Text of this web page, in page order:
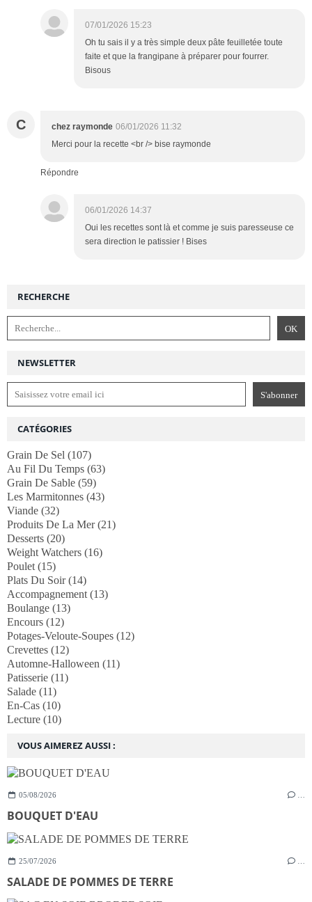
07/01/2026 15:23
Oh tu sais il y a très simple deux pâte feuilletée toute
faite et que la frangipane à préparer pour fourrer.
Bisous
C chez raymonde 06/01/2026 11:32
Merci pour la recette <br /> bise raymonde
Répondre
06/01/2026 14:37
Oui les recettes sont là et comme je suis paresseuse ce
sera direction le patissier ! Bises
NEWSLETTER
RECHERCHE
VOUS AIMEREZ AUSSI :
05/08/2026
BOUQUET D'EAU
25/07/2026
SALADE DE POMMES DE TERRE
CATÉGORIES
Grain De Sel (107)
Au Fil Du Temps (63)
Grain De Sable (59)
Les Marmitonnes (43)
Viande (32)
Produits De La Mer(21)
Desserts (20)
Weight Watchers (16)
Poulet (15)
Plats Du Soir(14)
Accompagnement (13)
Boulange (13)
Encours (12)
Potages-Veloute-Soupes (12)
Crevettes (12)
Automne-Halloween (11)
Patisserie (11)
Salade (11)
En-Cas (10)
Lecture (10)